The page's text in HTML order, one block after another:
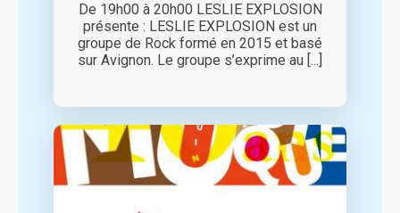
De 19h00 à 20h00 LESLIE EXPLOSION
présente : LESLIE EXPLOSION est un
groupe de Rock formé en 2015 et basé
sur Avignon. Le groupe s’exprime au [...]